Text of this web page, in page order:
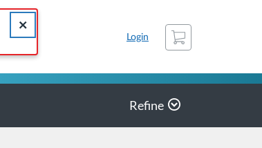
Close alert Listan du letade efter hittades inte. Namnet
Login
Cart
Refine